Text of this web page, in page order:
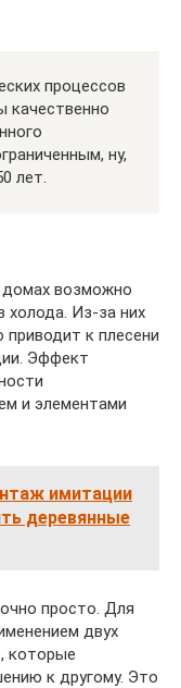
процессов
качественно
ну,
лет.
домах возможно
холода. Из-за них
приводит к плесени
Эффект
и элементами
имитации
деревянные
просто. Для
двух
которые
к другому. Это